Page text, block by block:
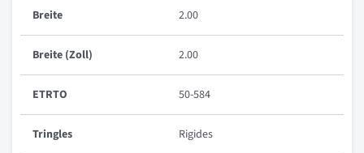
Breite 2.00
Breite (Zoll) 2.00
ETRTO 50-584
Tringles Rigides